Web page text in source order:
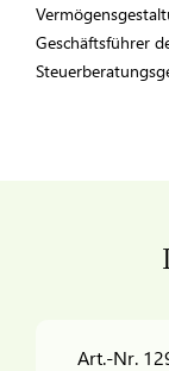
Geschäftsführer
Art.-Nr.